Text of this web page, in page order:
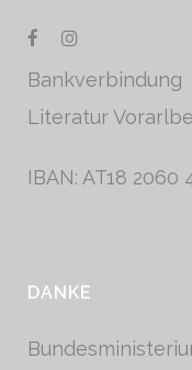
Bankverbindung
Literatur
IBAN: AT18 2060
DANKE